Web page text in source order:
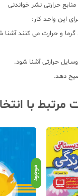
حرارتی نشر خواندنی
این واحد کار:
مرتبط با
موجود